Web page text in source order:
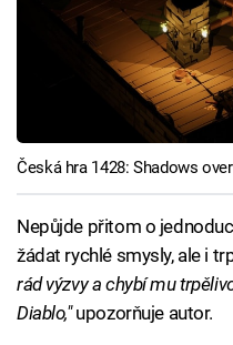
Česká hra 1428: Shadows
Nepůjde přitom o
žádat rychlé smysly, ale i
rád výzvy a chybí mu
Diablo,"upozorňuje autor.